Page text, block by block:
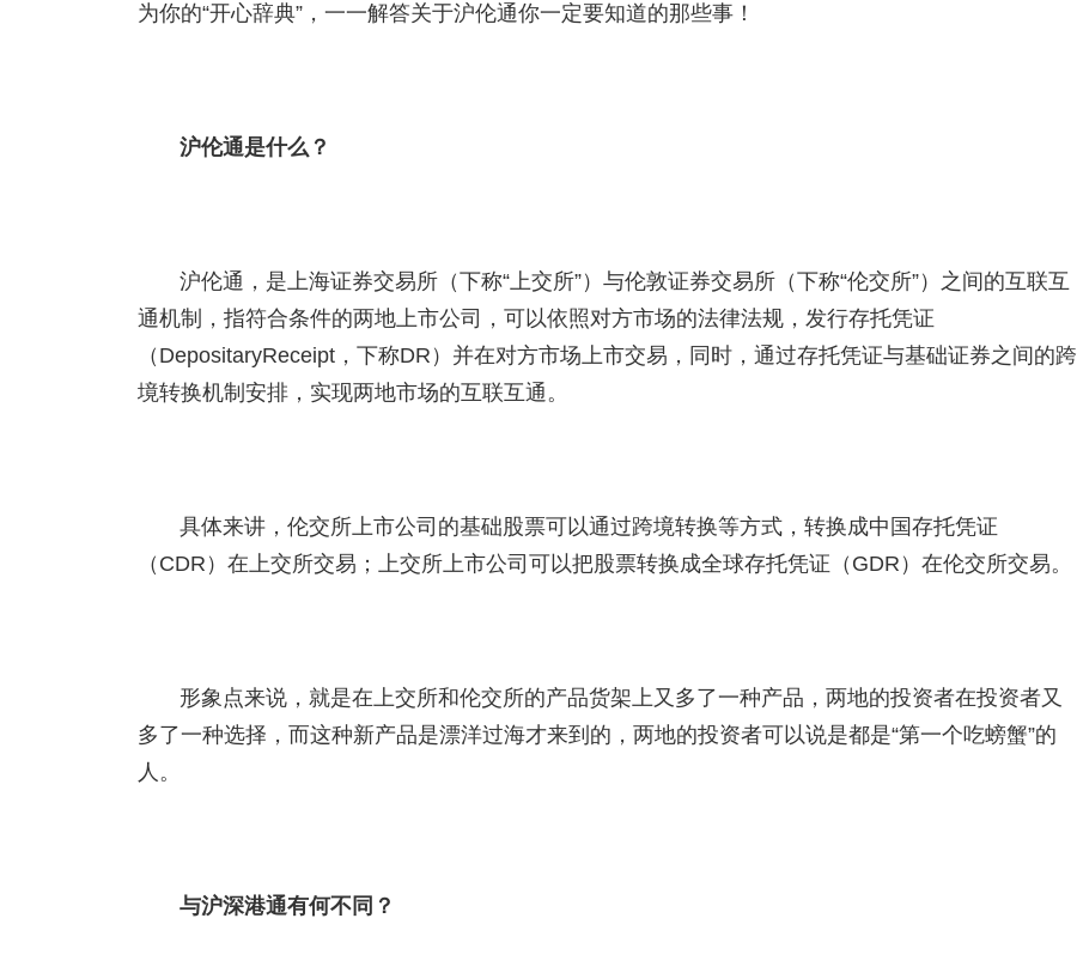
为你的“开心辞典”，一一解答关于沪伦通你一定要知道的那些事！
沪伦通是什么？
沪伦通，是上海证券交易所（下称“上交所”）与伦敦证券交易所（下称“伦交所”）之间的互联互
通机制，指符合条件的两地上市公司，可以依照对方市场的法律法规，发行存托凭证
（DepositaryReceipt，下称DR）并在对方市场上市交易，同时，通过存托凭证与基础证券之间的跨
境转换机制安排，实现两地市场的互联互通。
具体来讲，伦交所上市公司的基础股票可以通过跨境转换等方式，转换成中国存托凭证
（CDR）在上交所交易；上交所上市公司可以把股票转换成全球存托凭证（GDR）在伦交所交易。
形象点来说，就是在上交所和伦交所的产品货架上又多了一种产品，两地的投资者在投资者又
多了一种选择，而这种新产品是漂洋过海才来到的，两地的投资者可以说是都是“第一个吃螃蟹”的
人。
与沪深港通有何不同？